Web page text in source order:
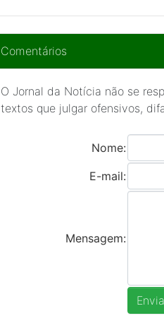
Comentários
O Jornal da Notícia não se
textos que julgar ofensivos,
Nome:
E-mail:
Mensagem: